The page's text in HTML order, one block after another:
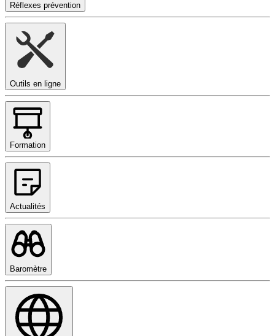
Réflexes prévention
Outils en ligne
Formation
Actualités
Baromètre